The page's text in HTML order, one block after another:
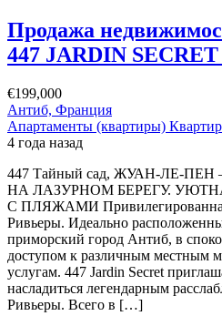
Продажа
447 JARDIN
€199,000
Антиб, Франция
Апартаменты (квартиры)
4 года назад
447 Тайный сад, ЖУАН-ЛЕ-
НА ЛАЗУРНОМ БЕРЕГУ.
С ПЛЯЖАМИ Привилегированная
Ривьеры. Идеально
приморский город Антиб, в
доступом к различным местным
услугам. 447 Jardin Secret
насладиться легендарным
Ривьеры. Всего в […]